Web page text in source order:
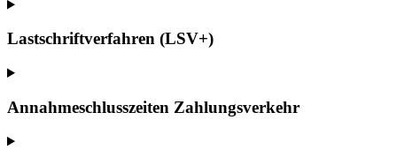
Lastschriftverfahren (LSV+)
Annahmeschlusszeiten Zahlungsverkehr